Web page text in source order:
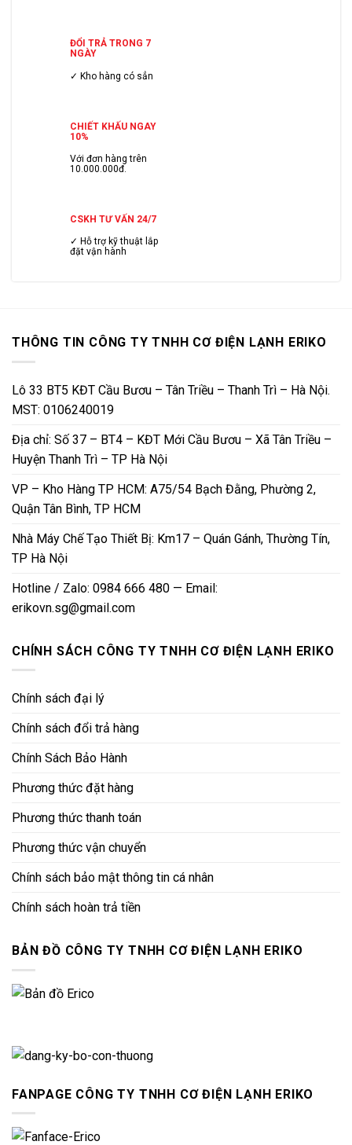
ĐỔI TRẢ TRONG 7
NGÀY
✓ Kho hàng có sẳn
CHIẾT KHẤU NGAY
10%
Với đơn hàng trên
10.000.000đ.
CSKH TƯ VẤN 24/7
✓ Hỗ trợ kỹ thuật lắp
đặt vận hành
THÔNG TIN CÔNG TY TNHH CƠ ĐIỆN LẠNH ERIKO
Lô 33 BT5 KĐT Cầu Bươu – Tân Triều – Thanh Trì – Hà Nội.
MST: 0106240019
Địa chỉ: Số 37 – BT4 – KĐT Mới Cầu Bươu – Xã Tân Triều –
Huyện Thanh Trì – TP Hà Nội
VP – Kho Hàng TP HCM: A75/54 Bạch Đằng, Phường 2,
Quận Tân Bình, TP HCM
Nhà Máy Chế Tạo Thiết Bị: Km17 – Quán Gánh, Thường Tín,
TP Hà Nội
Hotline / Zalo: 0984 666 480 — Email:
erikovn.sg@gmail.com
CHÍNH SÁCH CÔNG TY TNHH CƠ ĐIỆN LẠNH ERIKO
Chính sách đại lý
Chính sách đổi trả hàng
Chính Sách Bảo Hành
Phương thức đặt hàng
Phương thức thanh toán
Phương thức vận chuyển
Chính sách bảo mật thông tin cá nhân
Chính sách hoàn trả tiền
BẢN ĐỒ CÔNG TY TNHH CƠ ĐIỆN LẠNH ERIKO
FANPAGE CÔNG TY TNHH CƠ ĐIỆN LẠNH ERIKO